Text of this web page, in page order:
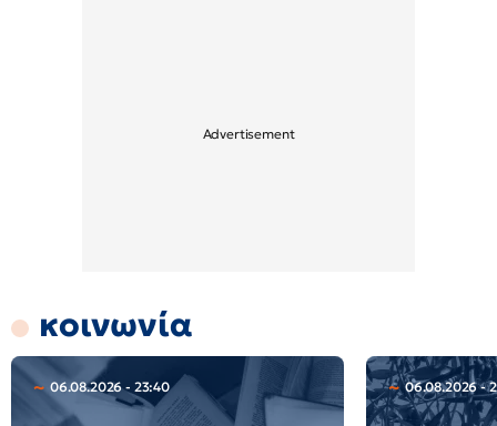
κοινωνία
06.08.2026 - 23:40 06.08.2026 -